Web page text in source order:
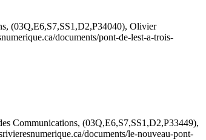
(03Q,E6,S7,SS1,D2,P34040), Olivier
documents/pont-de-lest-a-trois-
Communications, (03Q,E6,S7,SS1,D2,P33449),
documents/le-nouveau-pont-